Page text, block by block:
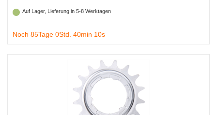
Auf Lager, Lieferung in 5-8 Werktagen
Noch 85Tage 0Std. 40min 9s